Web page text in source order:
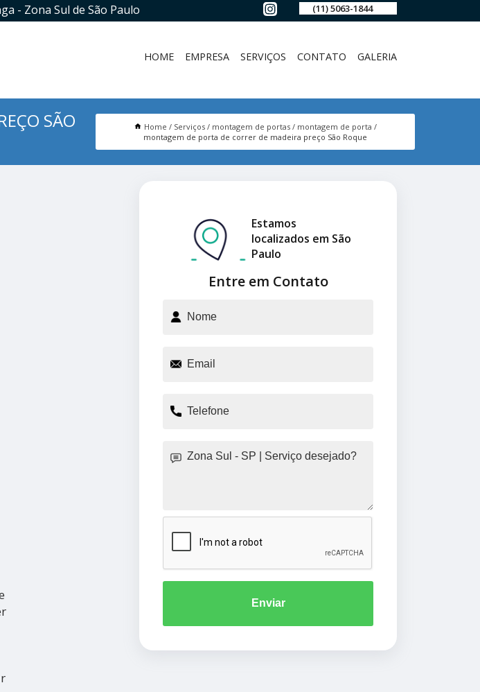
- Zona Sul de São Paulo (11) 5063-1844
HOME EMPRESA SERVIÇOS CONTATO GALERIA
SÃO
Home Serviços montagem de portas
montagem de porta
montagem de porta de correr de madeira preço São Roque
Entre em Contato
Estamos
localizados em São
Paulo
Enviar